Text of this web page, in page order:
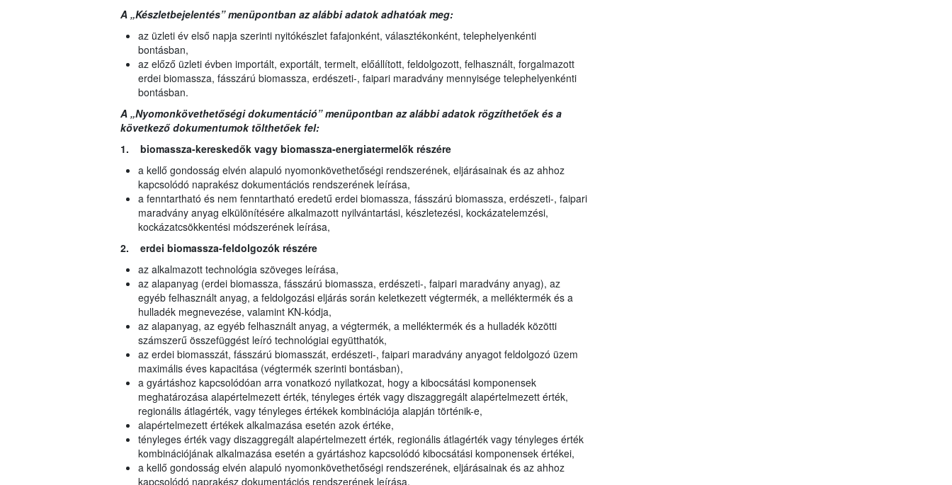
A „Készletbejelentés” menüpontban az alábbi adatok adhatóak meg:
az üzleti év első napja szerinti nyitókészlet fafajonként, választékonként, telephelyenkénti
bontásban,
az előző üzleti évben importált, exportált, termelt, előállított, feldolgozott, felhasznált, forgalmazott
erdei biomassza, fásszárú biomassza, erdészeti-, faipari maradvány mennyisége telephelyenkénti
bontásban.
A „Nyomonkövethetőségi dokumentáció” menüpontban az alábbi adatok rögzíthetőek és a
következő dokumentumok tölthetőek fel:
1. biomassza-kereskedők vagy biomassza-energiatermelők részére
a kellő gondosság elvén alapuló nyomonkövethetőségi rendszerének, eljárásainak és az ahhoz
kapcsolódó naprakész dokumentációs rendszerének leírása,
a fenntartható és nem fenntartható eredetű erdei biomassza, fásszárú biomassza, erdészeti-, faipari
maradvány anyag elkülönítésére alkalmazott nyilvántartási, készletezési, kockázatelemzési,
kockázatcsökkentési módszerének leírása,
2. erdei biomassza-feldolgozók részére
az alkalmazott technológia szöveges leírása,
az alapanyag (erdei biomassza, fásszárú biomassza, erdészeti-, faipari maradvány anyag), az
egyéb felhasznált anyag, a feldolgozási eljárás során keletkezett végtermék, a melléktermék és a
hulladék megnevezése, valamint KN-kódja,
az alapanyag, az egyéb felhasznált anyag, a végtermék, a melléktermék és a hulladék közötti
számszerű összefüggést leíró technológiai együtthatók,
az erdei biomasszát, fásszárú biomasszát, erdészeti-, faipari maradvány anyagot feldolgozó üzem
maximális éves kapacitása (végtermék szerinti bontásban),
a gyártáshoz kapcsolódóan arra vonatkozó nyilatkozat, hogy a kibocsátási komponensek
meghatározása alapértelmezett érték, tényleges érték vagy diszaggregált alapértelmezett érték,
regionális átlagérték, vagy tényleges értékek kombinációja alapján történik-e,
alapértelmezett értékek alkalmazása esetén azok értéke,
tényleges érték vagy diszaggregált alapértelmezett érték, regionális átlagérték vagy tényleges érték
kombinációjának alkalmazása esetén a gyártáshoz kapcsolódó kibocsátási komponensek értékei,
a kellő gondosság elvén alapuló nyomonkövethetőségi rendszerének, eljárásainak és az ahhoz
kapcsolódó naprakész dokumentációs rendszerének leírása,